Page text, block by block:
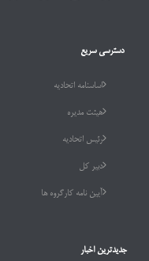
دسترسی سریع
اساسنامه اتحادیه
هیئت مدیره
رئیس اتحادیه
دبیر کل
آیین نامه کارگروه ها
جدیدترین اخبار